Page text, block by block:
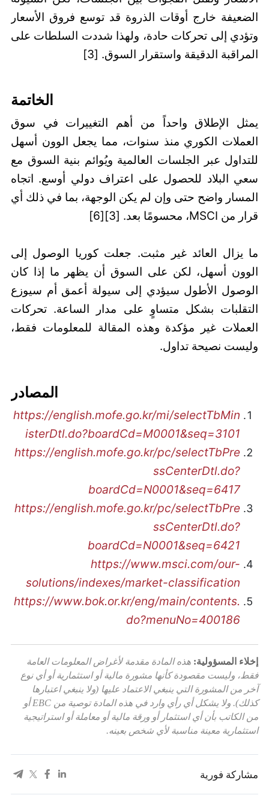
الضعيفة خارج أوقات الذروة قد توسع فروق الأسعار
وتؤدي إلى تحركات حادة، ولهذا شددت السلطات على
المراقبة الدقيقة واستقرار السوق. [3]
الخاتمة
يمثل الإطلاق واحداً من أهم التغييرات في سوق
العملات الكوري منذ سنوات، مما يجعل الوون أسهل
للتداول عبر الجلسات العالمية ويُوائم بنية السوق مع
سعي البلاد للحصول على اعتراف دولي أوسع. اتجاه
المسار واضح حتى وإن لم يكن الوجهة، بما في ذلك أي
قرار من MSCI، محسومًا بعد. [3][6]
ما يزال العائد غير مثبت. جعلت كوريا الوصول إلى
الوون أسهل، لكن على السوق أن يظهر ما إذا كان
الوصول الأطول سيؤدي إلى سيولة أعمق أم سيوزع
التقلبات بشكل متساوٍ على مدار الساعة. تحركات
العملات غير مؤكدة وهذه المقالة للمعلومات فقط،
وليست نصيحة تداول.
المصادر
https://english.mofe.go.kr/mi/selectTbMin
isterDtl.do?boardCd=M0001&seq=3101
https://english.mofe.go.kr/pc/selectTbPre
ssCenterDtl.do?
boardCd=N0001&seq=6417
https://english.mofe.go.kr/pc/selectTbPre
ssCenterDtl.do?
boardCd=N0001&seq=6421
https://www.msci.com/our-
solutions/indexes/market-classification
https://www.bok.or.kr/eng/main/contents.
do?menuNo=400186
إخلاء المسؤولية: هذه المادة مقدمة لأغراض المعلومات العامة
فقط، وليست مقصودة كأنها مشورة مالية أو استثمارية أو أي نوع
آخر من المشورة التي ينبغي الاعتماد عليها (ولا ينبغي اعتبارها
كذلك). ولا يشكل أي رأي وارد في هذه المادة توصية من EBC أو
من الكاتب بأن أي استثمار أو ورقة مالية أو معاملة أو استراتيجية
استثمارية معينة مناسبة لأي شخص بعينه.
مشاركة فورية